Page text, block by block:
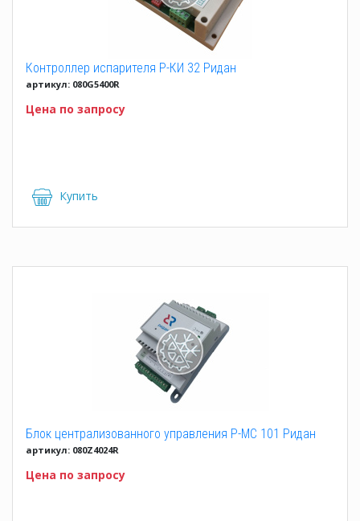
Контроллер испарителя Р-КИ 32 Ридан
артикул: 080G5400R
Цена по запросу
Купить
Блок централизованного управления Р-MC 101 Ридан
артикул: 080Z4024R
Цена по запросу